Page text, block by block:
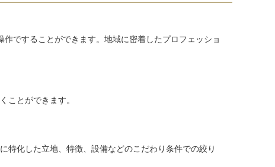
ですることができます。地域に密着したプロフェッショ
ことができます。
特化した立地、特徴、設備などのこだわり条件での絞り